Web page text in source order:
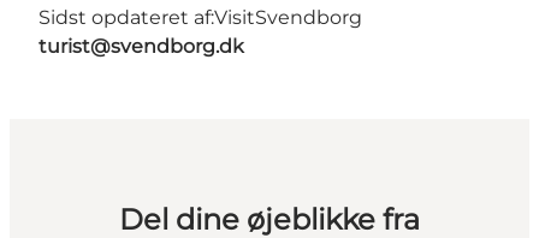
Sidst opdateret af:VisitSvendborg
turist@svendborg.dk
Del dine øjeblikke fra